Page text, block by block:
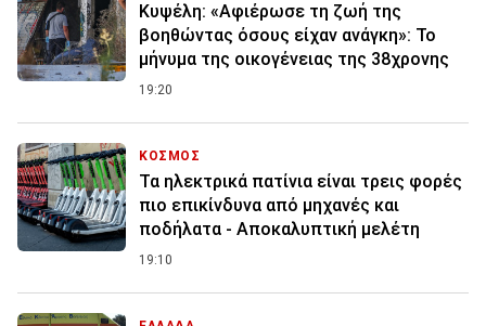
Κυψέλη: «Αφιέρωσε τη ζωή της
βοηθώντας όσους είχαν ανάγκη»: Το
μήνυμα της οικογένειας της 38χρονης
19:20
ΚΟΣΜΟΣ
Τα ηλεκτρικά πατίνια είναι τρεις φορές
πιο επικίνδυνα από μηχανές και
ποδήλατα - Αποκαλυπτική μελέτη
19:10